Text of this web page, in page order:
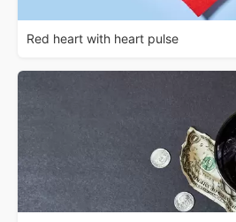
Red heart with heart pulse